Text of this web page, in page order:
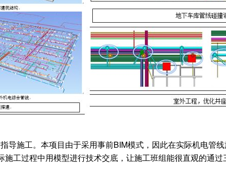
导施工。本项目由于采用事前BIM模式，因此在实际机电管
施工过程中用模型进行技术交底，让施工班组能很直观的通